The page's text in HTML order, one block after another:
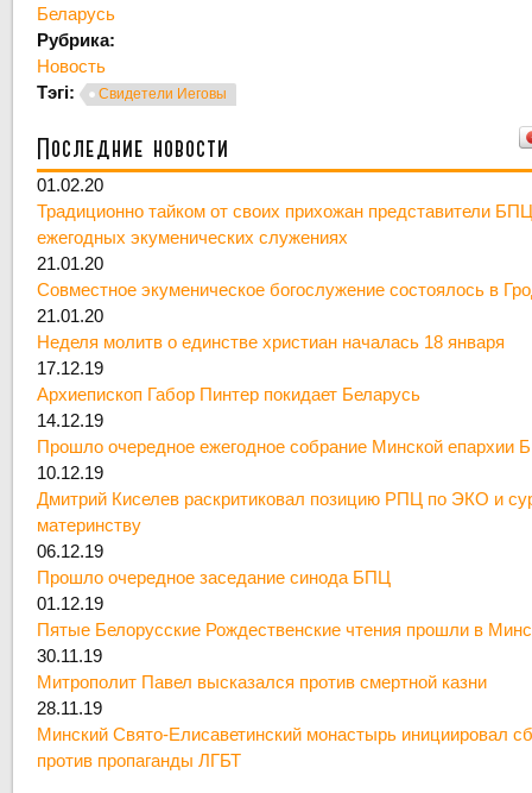
Беларусь
Рубрика:
Новость
Тэгі:
Свидетели Иеговы
Последние новости
01.02.20
Традиционно тайком от своих прихожан представители
ежегодных экуменических служениях
21.01.20
Совместное экуменическое богослужение состоялось в
21.01.20
Неделя молитв о единстве христиан началась 18 января
17.12.19
Архиепископ Габор Пинтер покидает Беларусь
14.12.19
Прошло очередное ежегодное собрание Минской епархии
10.12.19
Дмитрий Киселев раскритиковал позицию РПЦ по ЭКО и
материнству
06.12.19
Прошло очередное заседание синода БПЦ
01.12.19
Пятые Белорусские Рождественские чтения прошли в
30.11.19
Митрополит Павел высказался против смертной казни
28.11.19
Минский Свято-Елисаветинский монастырь инициировал
против пропаганды ЛГБТ